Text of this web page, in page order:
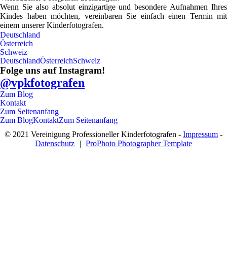
Wenn Sie also absolut einzigartige und besondere Aufnahmen Ihres
Kindes haben möchten, vereinbaren Sie einfach einen Termin mit
einem unserer Kinderfotografen.
Deutschland
Österreich
Schweiz
DeutschlandÖsterreichSchweiz
Folge uns auf Instagram!
@vpkfotografen
Zum Blog
Kontakt
Zum Seitenanfang
Zum BlogKontaktZum Seitenanfang
© 2021 Vereinigung Professioneller Kinderfotografen - Impressum -
Datenschutz
| ProPhoto Photographer Template